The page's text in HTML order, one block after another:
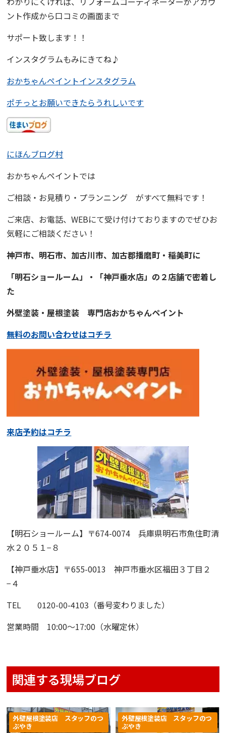
ント作成から口コミの画面まで
サポート致します！！
インスタグラムもみにきてね♪
おかちゃんペイントインスタグラム
ポチっとお願いできたらうれしいです
にほんブログ村
おかちゃんペイントでは
ご相談・お見積り・プランニング
がすべて無料です！
ご来店、お電話、WEBにて受け付けておりますのでぜひお
気軽にご相談ください！
神戸市、明石市、加古川市、 加古郡播磨町・稲美町に
「明石ショールーム」・「神戸垂水店」の２店舗で密着し
た
外壁塗装・屋根塗装専門店おかちゃんペイント
無料のお問い合わせはコチラ
来店予約はコチラ
【明石ショールーム】 〒674-0074 兵庫県明石市魚住町清
水２０５１−８
【神戸垂水店】 〒655-0013 神戸市垂水区福田３丁目２
−４
TEL 0120-00-4103（番号変わりました）
営業時間 10:00〜17:00（水曜定休）
関連する現場ブログ
外壁屋根塗装店 スタッフのつ
ぶやき
外壁屋根塗装店 スタッフのつ
ぶやき